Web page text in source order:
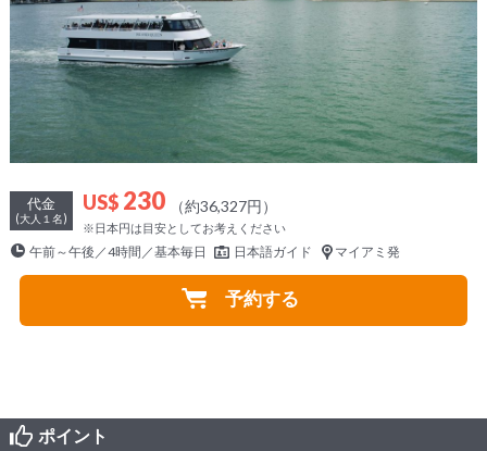
代金
(大人１名)
US$ 230 （約36,327円）
※日本円は目安としてお考えください
午前～午後／4時間／基本毎日 日本語ガイド マイアミ発
予約する
ポイント